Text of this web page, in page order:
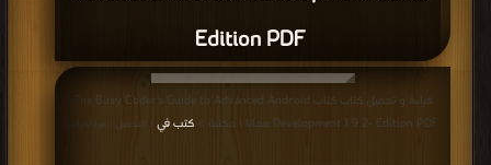
Edition PDF
قراءة و تحميل كتاب كتاب The Busy Coder's Guide to Advanced Android
Development 1 9 2- Edition PDF مجانا | مكتبة >
كتب في | التحميل : مرة/مرات